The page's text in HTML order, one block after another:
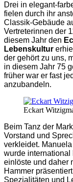
Drei in elegant-
fielen durch ihr
Classik-Gebäude
Vertreterinnen der
diesem Jahr den
Lebenskultur
der gehört zu uns,
in diesem Jahr 75
früher war er fast
anzubandeln.
Eckart
Beim Tanz der
Vorstand und
verkleidet.
wurde international
einlöste und daher
Hammer
Spezialitäten und